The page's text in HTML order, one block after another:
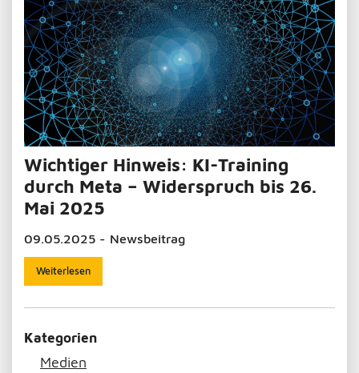
Wichtiger Hinweis: KI-Training
durch Meta – Widerspruch bis 26.
Mai 2025
09.05.2025 - Newsbeitrag
Weiterlesen
Kategorien
Medien